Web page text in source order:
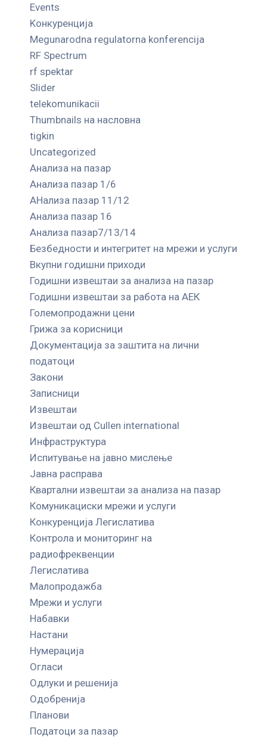
Events
Kонкуренција
Megunarodna regulatorna konferencija
RF Spectrum
rf spektar
Slider
telekomunikacii
Thumbnails на насловна
tigkin
Uncategorized
Анализа на пазар
Анализа пазар 1/6
АНализа пазар 11/12
Анализа пазар 16
Анализа пазар7/13/14
Безбедности и интегритет на мрежи и услуги
Вкупни годишни приходи
Годишни извештаи за анализа на пазар
Годишни извештаи за работа на АЕК
Големопродажни цени
Грижа за корисници
Документација за заштита на лични
податоци
Закони
Записници
Извештаи
Извештаи од Cullen international
Инфраструктура
Испитување на јавно мислење
Јавна расправа
Квартални извештаи за анализа на пазар
Комуникациски мрежи и услуги
Конкуренција Легислатива
Контрола и мониторинг на
радиофреквенции
Легислатива
Малопродажба
Мрежи и услуги
Набавки
Настани
Нумерација
Огласи
Одлуки и решенија
Одобренија
Планови
Податоци за пазар